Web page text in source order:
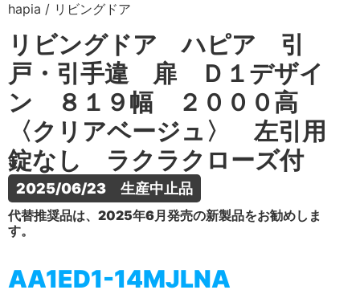
hapia / リビングドア
リビングドア ハピア 引
戸・引手違 扉 Ｄ１デザイ
ン ８１９幅 ２０００高
〈クリアベージュ〉 左引用
錠なし ラクラクローズ付
2025/06/23　生産中止品
代替推奨品は、2025年6月発売の新製品をお勧めしま
す。
AA1ED1-14MJLNA